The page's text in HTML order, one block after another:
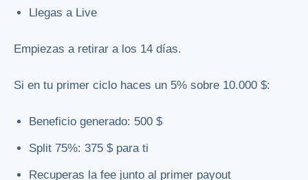
Llegas a Live
Empiezas a retirar a los 14 días.
Si en tu primer ciclo haces un 5% sobre 10.000 $:
Beneficio generado: 500 $
Split 75%: 375 $ para ti
Recuperas la fee junto al primer payout